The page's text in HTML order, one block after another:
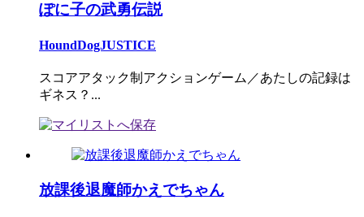
ぽに子の武勇伝説
HoundDogJUSTICE
スコアアタック制アクションゲーム／あたしの記録は
ギネス？...
放課後退魔師かえでちゃん